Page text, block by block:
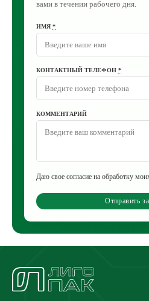
вами в течении рабочего дня.
ИМЯ *
КОНТАКТНЫЙ ТЕЛЕФОН *
КОММЕНТАРИЙ
Даю свое согласие на обработку
Отправить